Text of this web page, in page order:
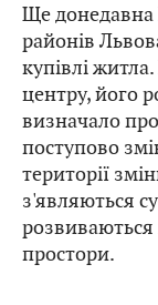
Ще донедавна
районів
купівлі
центру, його
визначало
поступово
території
з'являються
розвиваються
простори.